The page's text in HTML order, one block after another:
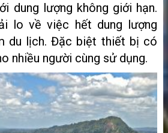
dung lượng không giới hạn.
lo về việc hết dung lượng
du lịch. Đặc biệt thiết bị có
nhiều người cùng sử dụng.